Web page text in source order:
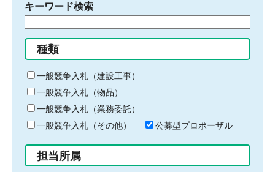
キーワード検索
る
キ
ー
ワ
ー
ド
入
力
種類
一般競争入札（建設工事）
一般競争入札（物品）
一般競争入札（業務委託）
一般競争入札（その他）
公募型プロポーザル
担当所属